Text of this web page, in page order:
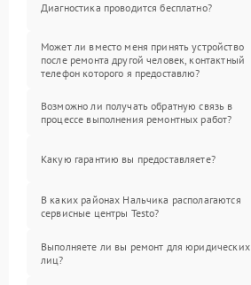
Диагностика проводится бесплатно?
Может ли вместо меня принять устройство
после ремонта другой человек, контактный
телефон которого я предоставлю?
Возможно ли получать обратную связь в
процессе выполнения ремонтных работ?
Какую гарантию вы предоставляете?
В каких районах Нальчика располагаются
сервисные центры Testo?
Выполняете ли вы ремонт для юридических
лиц?